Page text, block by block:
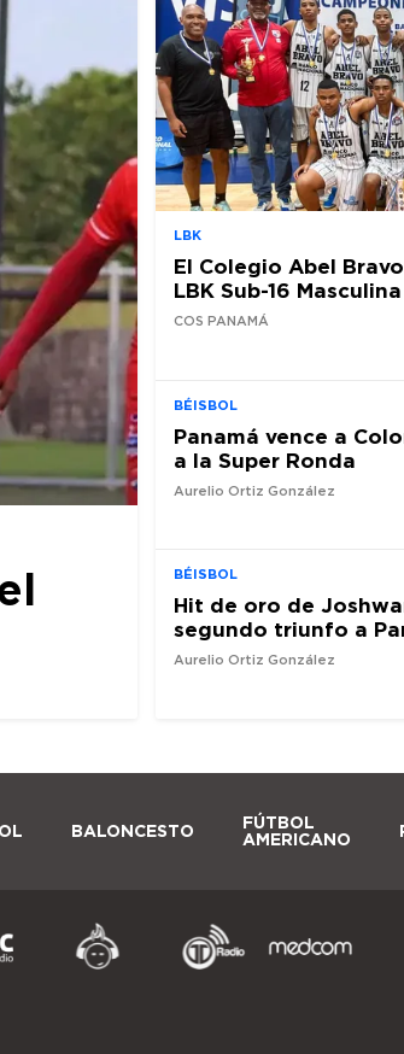
LBK
El Colegio Abel
LBK Sub-16 Masculina
COS PANAMÁ
BÉISBOL
Panamá vence a
a la Super Ronda
Aurelio Ortiz González
BÉISBOL
Hit de oro de
segundo triunfo a
Aurelio Ortiz González
BALONCESTO
FÚTBOL
AMERICANO